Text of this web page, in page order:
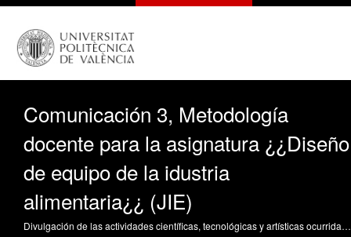
Comunicación 3, Metodología
docente para la asignatura ¿¿Diseño
de equipo de la idustria
alimentaria¿¿ (JIE)
Divulgación de las actividades científicas, tecnológicas y artísticas ocurridas en los tres campus de la UPV